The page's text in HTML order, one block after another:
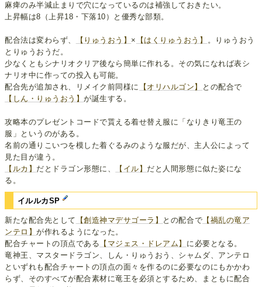
麻痺のみ半減止まりで穴になっているのは補強しておきたい。
上昇幅は8（上昇18・下落10）と優秀な部類。
配合法は変わらず、 【りゅうおう】 × 【はくりゅうおう】 。りゅうおう
とりゅうおうだ。
少なくともシナリオクリア後なら簡単に作れる。その気になれば表シ
ナリオ中に作っての投入も可能。
配合先が追加され、リメイク前同様に
【オリハルゴン】
との配合で
【しん・りゅうおう】が誕生する。
攻略本のプレゼントコードで貰える着せ替え服に「なりきり竜王の
服」というのがある。
名前の通りこいつを模した着ぐるみのような服だが、主人公によって
見た目が違う。
【ルカ】 だとドラゴン形態に、 【イル】 だと人間形態に似た姿にな
る。
イルルカSP
新たな配合先として 【創造神マデサゴーラ】 との配合で 【禍乱の竜ア
ンテロ】が作れるようになった。
配合チャートの頂点である 【マジェス・ドレアム】 に必要となる。
竜神王、マスタードラゴン、しん・りゅうおう、シャムダ、アンテロ
といずれも配合チャートの頂点の面々を作るのに必要なのにもかかわ
らず、そのすべてが配合素材に竜王を必須とするため、まともに配合